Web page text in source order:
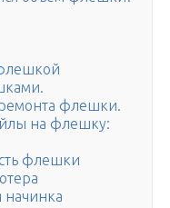
флешки.
на флешку:
флешки
начинка